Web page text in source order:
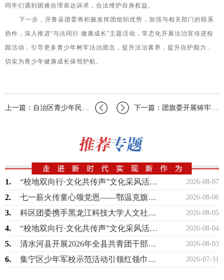
同学们遇到困难合理表达诉求，合法维护自身权益。
下一步，开鲁县团委将积极发挥团组织优势，加强与相关部门的联系
协作，深入推进“与法同行 健康成长”主题活动，常态化开展法治宣传进校
园活动，引导更多青少年树牢法治观念，提升法治素养，提升自护能力，
切实为青少年健康成长保驾护航。
上一篇：自治区青少年民族团结教育实践中心到开鲁调研宣讲 下一篇：团旗委开展铸牢中华民族共同体意识主题观摩学习活动
2026-08-07
1. “校地双向行·文化共传声”文化采风活动落幕青年力量赋能武川县域文化传播与文旅高质…
2026-08-06
2. 七一薪火传童心颂党恩——鄂温克旗团委开展红色故事会主题教育活动
2026-08-05
3. 科区团委携手黑龙江科技大学人文社会科学学院团委开展暑期“三下乡”社会实践活动
2026-08-04
4. “校地双向行·文化共传声”文化采风活动落幕青年力量赋能武川县域文化传播与文旅高质…
2026-08-03
5. 清水河县开展2026年全县共青团干部业务能力提升专题培训班
2026-07-31
6. 集宁区少年军校示范活动引领红领巾筑梦强军路